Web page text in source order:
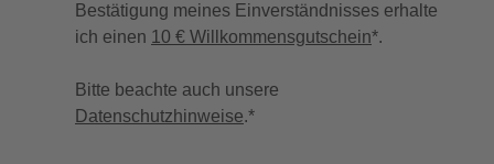
Bestätigung meines Einverständnisses erhalte
ich einen 10 € Willkommensgutschein*.
Bitte beachte auch unsere
Datenschutzhinweise.